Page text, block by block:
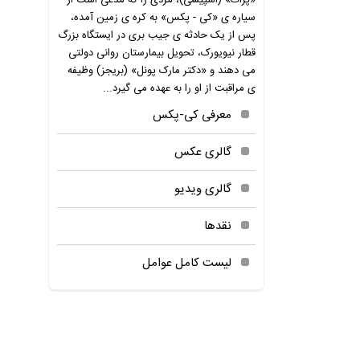
سیاره ی «کی - پکس» به کره ی زمین آمده،
پس از یک حادثه ی جیب بری در ایستگاه بزرگ
قطار نیویورک، تحویل بیمارستان روانی دولتی
می دهند و «دکتر مارک پونل» (بریجز) وظیفه
ی مراقبت از او را به عهده می گیرد...
معرفی کی-پکس
گالری عکس
گالری ویدیو
نقدها
لیست کامل عوامل